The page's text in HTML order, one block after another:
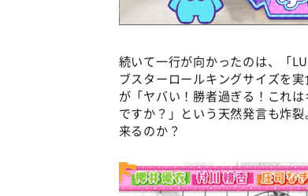
続いて一行が向かったのは、「
ブスターロールキングサイズを
が「ヤバい！勝者過ぎる！これ
ですか？」という天然発言も炸
来るのか？